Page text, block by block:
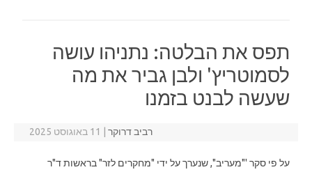
תפס את הבלטה: נתניהו עושה
לסמוטריץ' ולבן גביר את מה
שעשה לבנט בזמנו
רביב דרוקר 11 באוגוסט 2025
על פי סקר '"מעריב", שנערך על ידי "מחקרים לזר" בראשות ד"ר